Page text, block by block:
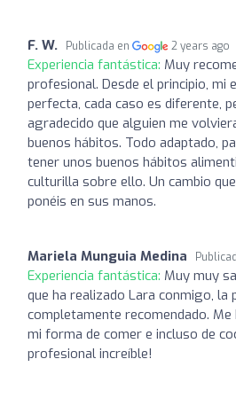
F. W. Publicada en 2 years ago
Experiencia fantástica: Muy
profesional. Desde el principio, mi
perfecta, cada caso es diferente,
agradecido que alguien me
buenos hábitos. Todo adaptado,
tener unos buenos hábitos
culturilla sobre ello. Un cambio
ponéis en sus manos.
Mariela Munguia Medina
Experiencia fantástica: Muy muy
que ha realizado Lara conmigo, la
completamente recomendado.
mi forma de comer e incluso de
profesional increíble!